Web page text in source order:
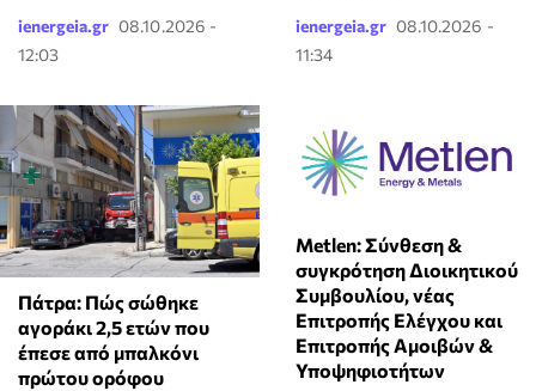
ienergeia.gr 08.10.2026 -
12:03
ienergeia.gr 08.10.2026 -
11:34
Πάτρα: Πώς σώθηκε
αγοράκι 2,5 ετών που
έπεσε από μπαλκόνι
πρώτου ορόφου
Metlen: Σύνθεση &
συγκρότηση Διοικητικού
Συμβουλίου, νέας
Επιτροπής Ελέγχου και
Επιτροπής Αμοιβών &
Υποψηφιοτήτων